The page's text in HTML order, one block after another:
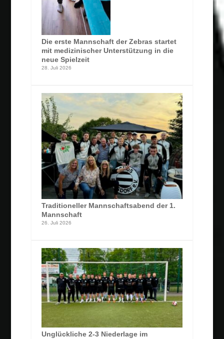
Die erste Mannschaft der Zebras startet
mit medizinischer Unterstützung in die
neue Spielzeit
28. Juli 2026
Traditioneller Mannschaftsabend der 1.
Mannschaft
26. Juli 2026
Unglückliche 2-3 Niederlage im